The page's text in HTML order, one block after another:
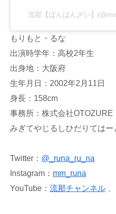
流那【ばんばんざい】
もりもと・るな
出演時学年：高校2年生
出身地：大阪府
生年月日：2002年2月11日
身長：158cm
事務所：株式会社OTOZURE
みぎてやじるしひだりてはー
Twitter： @_runa_ru_na
Instagram： mm_runa
YouTube： 流那チャンネル